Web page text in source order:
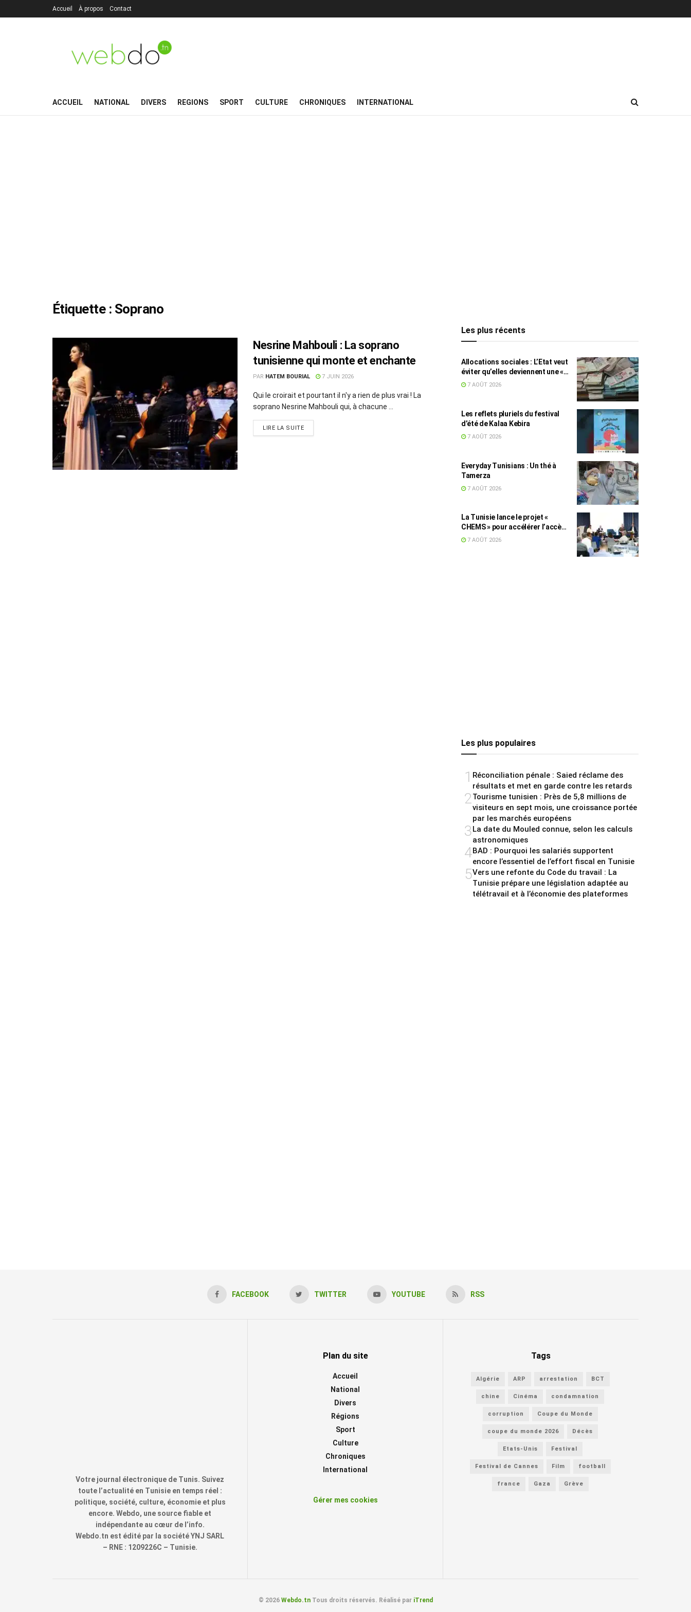
Accueil À propos Contact
ACCUEIL NATIONAL DIVERS REGIONS SPORT CULTURE CHRONIQUES INTERNATIONAL
Étiquette : Soprano
Nesrine Mahbouli : La soprano
tunisienne qui monte et enchante
PAR HATEM BOURIAL 7 JUIN 2026
Qui le croirait et pourtant il n'y a rien de plus vrai ! La
soprano Nesrine Mahbouli qui, à chacune ...
LIRE LA SUITE
Les plus récents
Allocations sociales : L’Etat veut
éviter qu’elles deviennent une «
aide au chômage »
7 AOÛT 2026
Les reflets pluriels du festival
d’été de Kalaa Kebira
7 AOÛT 2026
Everyday Tunisians : Un thé à
Tamerza
7 AOÛT 2026
La Tunisie lance le projet «
CHEMS » pour accélérer l’accès
des PME à l’énergie solaire
7 AOÛT 2026
Les plus populaires
1 Réconciliation pénale : Saied réclame des
résultats et met en garde contre les retards
2Tourisme tunisien : Près de 5,8 millions de
visiteurs en sept mois, une croissance portée
par les marchés européens
3La date du Mouled connue, selon les calculs
astronomiques
4BAD : Pourquoi les salariés supportent
encore l’essentiel de l’effort fiscal en Tunisie
5Vers une refonte du Code du travail : La
Tunisie prépare une législation adaptée au
télétravail et à l’économie des plateformes
FACEBOOK TWITTER YOUTUBE RSS
Votre journal électronique de Tunis. Suivez
toute l’actualité en Tunisie en temps réel :
politique, société, culture, économie et plus
encore. Webdo, une source fiable et
indépendante au cœur de l’info.
Webdo.tn est édité par la société YNJ SARL
– RNE : 1209226C – Tunisie.
Plan du site
Accueil
National
Divers
Régions
Sport
Culture
Chroniques
International
Gérer mes cookies
Tags
Algérie ARP arrestation BCT
chine Cinéma condamnation
corruption Coupe du Monde
coupe du monde 2026 Décès
Etats-Unis Festival
Festival de Cannes Film football
france Gaza Grève
© 2026 Webdo.tnTous droits réservés. Réalisé par iTrend